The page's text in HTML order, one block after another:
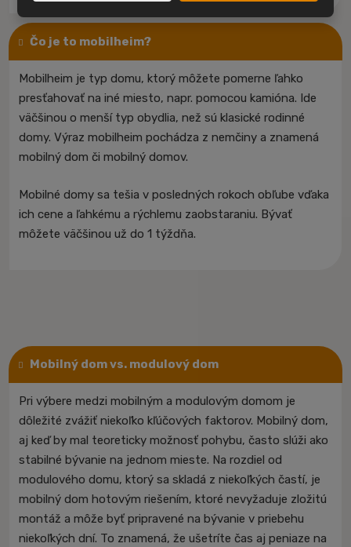
Čo je to mobilheim?
Mobilheim je typ domu, ktorý môžete pomerne ľahko
presťahovať na iné miesto, napr. pomocou kamióna. Ide
väčšinou o menší typ obydlia, než sú klasické rodinné
domy. Výraz mobilheim pochádza z nemčiny a znamená
mobilný dom či mobilný domov.
Mobilné domy sa tešia v posledných rokoch obľube vďaka
ich cene a ľahkému a rýchlemu zaobstaraniu. Bývať
môžete väčšinou už do 1 týždňa.
Mobilný dom vs. modulový dom
Pri výbere medzi mobilným a modulovým domom je
dôležité zvážiť niekoľko kľúčových faktorov. Mobilný dom,
aj keď by mal teoreticky možnosť pohybu, často slúži ako
stabilné bývanie na jednom mieste. Na rozdiel od
modulového domu, ktorý sa skladá z niekoľkých častí, je
mobilný dom hotovým riešením, ktoré nevyžaduje zložitú
montáž a môže byť pripravené na bývanie v priebehu
niekoľkých dní. To znamená, že ušetríte čas aj peniaze na